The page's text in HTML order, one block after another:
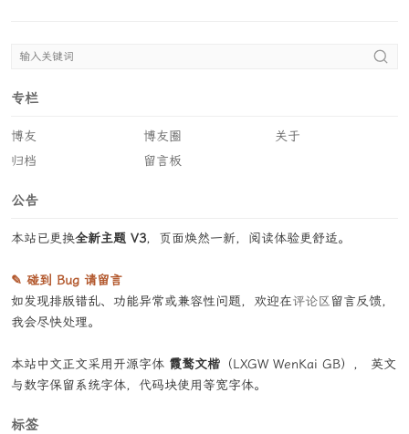
专栏
博友 博友圈
关于
归档
留言板
公告
本站已更换全新主题 V3，页面焕然一新，阅读体验更舒适。
✎ 碰到 Bug 请留言
如发现排版错乱、功能异常或兼容性问题，欢迎在评论区留言反馈，
我会尽快处理。
本站中文正文采用开源字体 霞鹜文楷 （LXGW WenKai GB）， 英文
与数字保留系统字体，代码块使用等宽字体。
标签